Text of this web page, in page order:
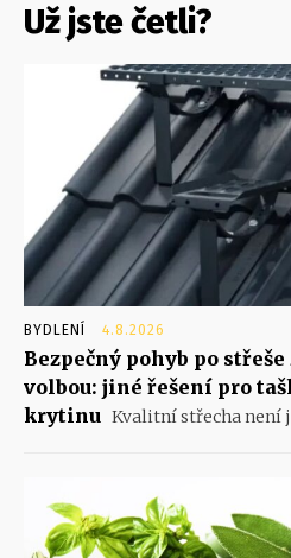
Už jste četli?
BYDLENÍ 4.8.2026
Bezpečný pohyb po
volbou: jiné řešení pro
krytinu Kvalitní střecha není